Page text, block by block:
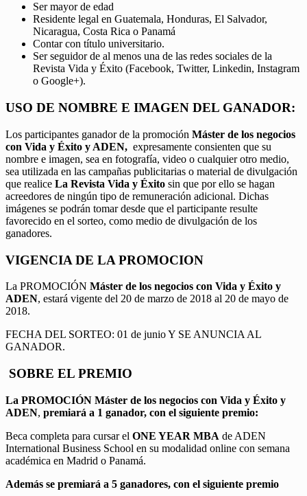
Ser mayor de edad
Residente legal en Guatemala, Honduras, El Salvador,
Nicaragua, Costa Rica o Panamá
Contar con título universitario.
Ser seguidor de al menos una de las redes sociales de la
Revista Vida y Éxito (Facebook, Twitter, Linkedin, Instagram
o Google+).
USO DE NOMBRE E IMAGEN DEL GANADOR:
Los participantes ganador de la promoción Máster de los negocios
con Vida y Éxito y ADEN, expresamente consienten que su
nombre e imagen, sea en fotografía, video o cualquier otro medio,
sea utilizada en las campañas publicitarias o material de divulgación
que realice La Revista Vida y Éxito sin que por ello se hagan
acreedores de ningún tipo de remuneración adicional. Dichas
imágenes se podrán tomar desde que el participante resulte
favorecido en el sorteo, como medio de divulgación de los
ganadores.
VIGENCIA DE LA PROMOCION
La PROMOCIÓN Máster de los negocios con Vida y Éxito y
ADEN, estará vigente del 20 de marzo de 2018 al 20 de mayo de
2018.
FECHA DEL SORTEO: 01 de junio Y SE ANUNCIA AL
GANADOR.
SOBRE EL PREMIO
La PROMOCIÓN Máster de los negocios con Vida y Éxito y
ADEN, premiará a 1 ganador, con el siguiente premio:
Beca completa para cursar el ONE YEAR MBA de ADEN
International Business School en su modalidad online con semana
académica en Madrid o Panamá.
Además se premiará a 5 ganadores, con el siguiente premio